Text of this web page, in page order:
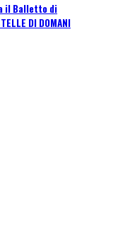
il Balletto di
DI DOMANI